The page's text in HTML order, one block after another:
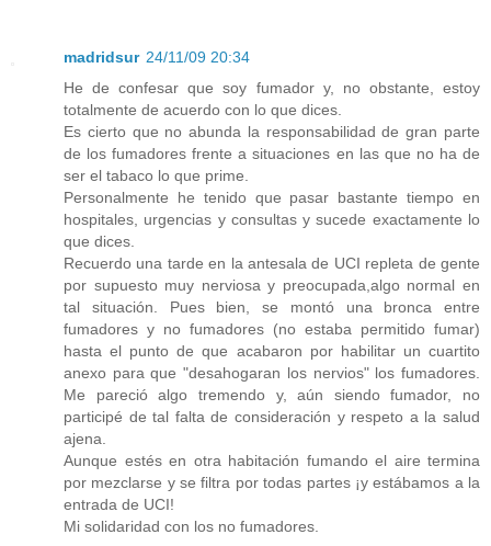
madridsur 24/11/09 20:34
He de confesar que soy fumador y, no obstante, estoy
totalmente de acuerdo con lo que dices.
Es cierto que no abunda la responsabilidad de gran parte
de los fumadores frente a situaciones en las que no ha de
ser el tabaco lo que prime.
Personalmente he tenido que pasar bastante tiempo en
hospitales, urgencias y consultas y sucede exactamente lo
que dices.
Recuerdo una tarde en la antesala de UCI repleta de gente
por supuesto muy nerviosa y preocupada,algo normal en
tal situación. Pues bien, se montó una bronca entre
fumadores y no fumadores (no estaba permitido fumar)
hasta el punto de que acabaron por habilitar un cuartito
anexo para que "desahogaran los nervios" los fumadores.
Me pareció algo tremendo y, aún siendo fumador, no
participé de tal falta de consideración y respeto a la salud
ajena.
Aunque estés en otra habitación fumando el aire termina
por mezclarse y se filtra por todas partes ¡y estábamos a la
entrada de UCI!
Mi solidaridad con los no fumadores.